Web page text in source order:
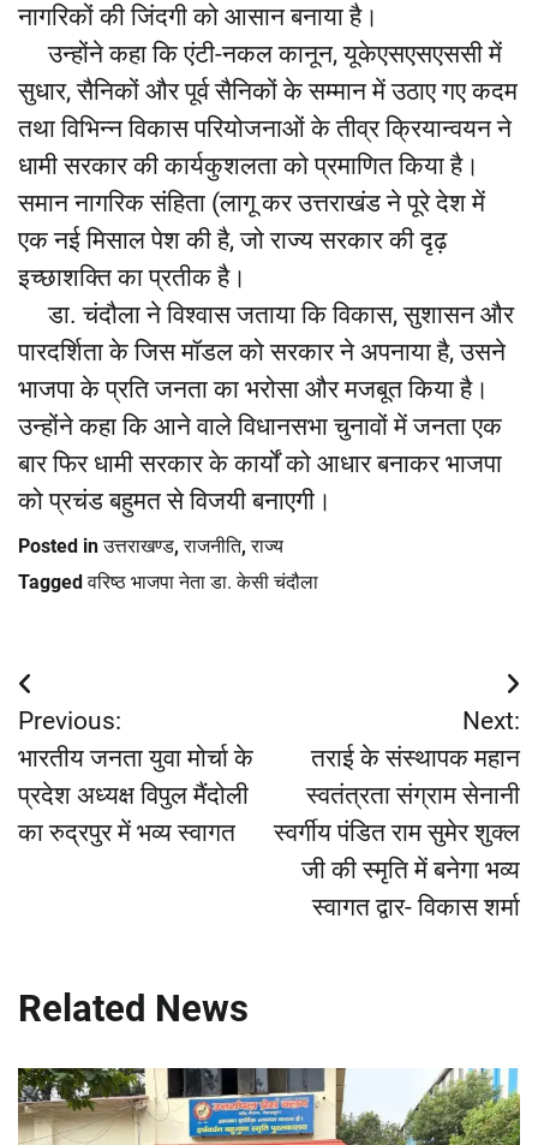
नागरिकों की जिंदगी को आसान बनाया है।
उन्होंने कहा कि एंटी-नकल कानून, यूकेएसएसएससी में
सुधार, सैनिकों और पूर्व सैनिकों के सम्मान में उठाए गए कदम
तथा विभिन्न विकास परियोजनाओं के तीव्र क्रियान्वयन ने
धामी सरकार की कार्यकुशलता को प्रमाणित किया है।
समान नागरिक संहिता (लागू कर उत्तराखंड ने पूरे देश में
एक नई मिसाल पेश की है, जो राज्य सरकार की दृढ़
इच्छाशक्ति का प्रतीक है।
डा. चंदौला ने विश्वास जताया कि विकास, सुशासन और
पारदर्शिता के जिस मॉडल को सरकार ने अपनाया है, उसने
भाजपा के प्रति जनता का भरोसा और मजबूत किया है।
उन्होंने कहा कि आने वाले विधानसभा चुनावों में जनता एक
बार फिर धामी सरकार के कार्यों को आधार बनाकर भाजपा
को प्रचंड बहुमत से विजयी बनाएगी।
Posted inउत्तराखण्ड,राजनीति,राज्य
Taggedवरिष्ठ भाजपा नेता डा. केसी चंदौला
Post
navigation
Previous:
भारतीय जनता युवा मोर्चा के
प्रदेश अध्यक्ष विपुल मैंदोली
का रुद्रपुर में भव्य स्वागत
Next:
तराई के संस्थापक महान
स्वतंत्रता संग्राम सेनानी
स्वर्गीय पंडित राम सुमेर शुक्ल
जी की स्मृति में बनेगा भव्य
स्वागत द्वार- विकास शर्मा
Related News